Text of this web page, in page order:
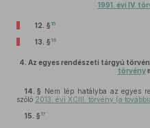
1991. évi IV.
12. § 15
13. § 16
4. Az egyes rendészeti tárgyú
törvény
14. § Nem lép hatályba az egyes
szóló 2013. évi XCIII. törvény (a
15. § 17